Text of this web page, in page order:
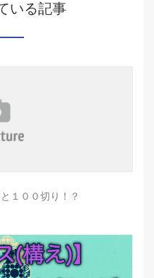
いる記事
１００切り！？